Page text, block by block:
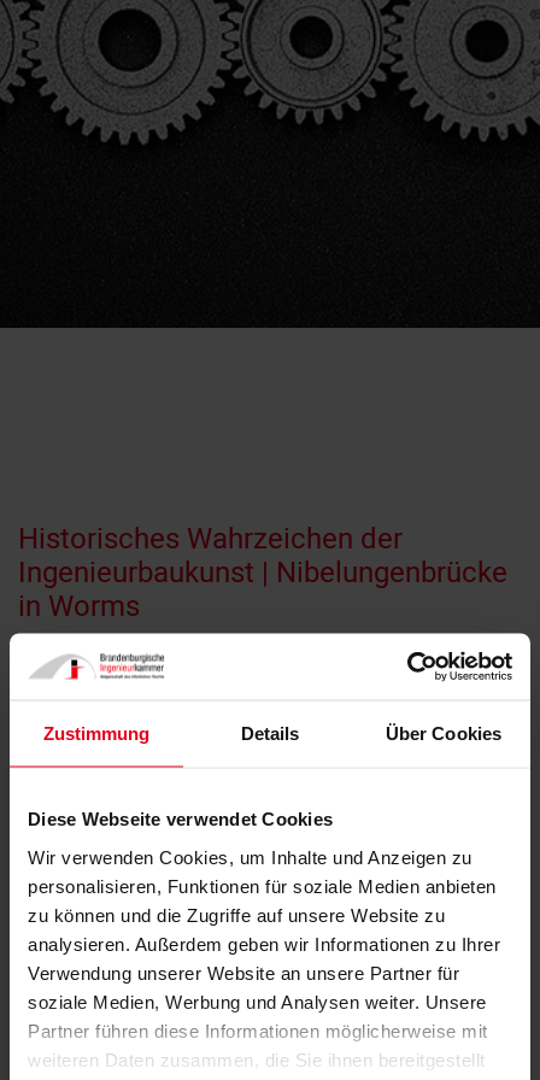
Zustimmung Details Über Cookies
Diese Webseite verwendet Cookies
Wir verwenden Cookies, um Inhalte und Anzeigen zu
personalisieren, Funktionen für soziale Medien anbieten
zu können und die Zugriffe auf unsere Website zu
analysieren. Außerdem geben wir Informationen zu Ihrer
Verwendung unserer Website an unsere Partner für
soziale Medien, Werbung und Analysen weiter. Unsere
Partner führen diese Informationen möglicherweise mit
weiteren Daten zusammen, die Sie ihnen bereitgestellt
Historisches Wahrzeichen der
Ingenieurbaukunst | Nibelungenbrücke
in Worms
16.09.2022
Die Nibelungenbrücke ist die erste Spannbetonbrücke, die
über den Rhein gebaut wurde und die erste Brücke
überhaupt, die im sogenannten Freivorbauverfahren
© BIngK